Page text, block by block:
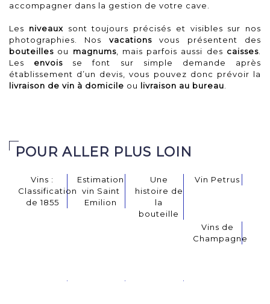
accompagner dans la gestion de votre cave.
Les niveauxsont toujours précisés et visibles sur nos
photographies. Nos vacationsvous présentent des
bouteilles ou magnums, mais parfois aussi des caisses.
Les envois se font sur simple demande après
établissement d’un devis, vous pouvez donc prévoir la
livraison de vin à domicile ou livraison au bureau.
POUR ALLER PLUS LOIN
Vins :
Classification
de 1855
Estimation
vin Saint
Emilion
Une
histoire de
la
bouteille
Vin Petrus
Vins de
Champagne